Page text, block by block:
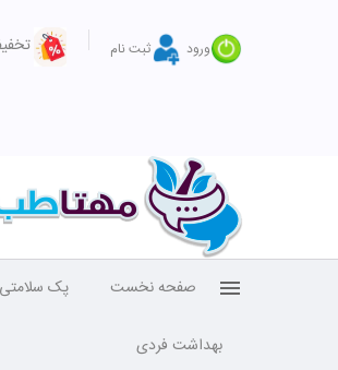
ورود ثبت نام
صفحه نخست پک سلامتی
بهداشت فردی